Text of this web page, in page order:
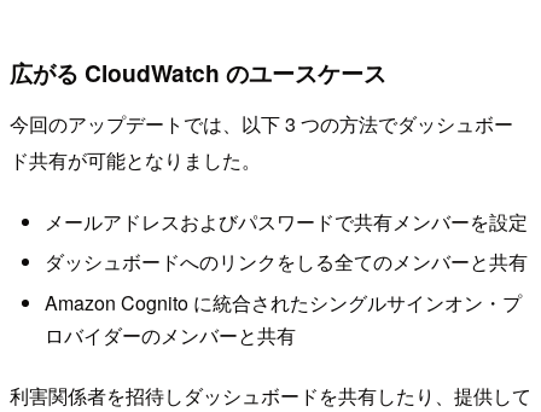
広がる CloudWatch のユースケース
今回のアップデートでは、以下 3 つの方法でダッシュボー
ド共有が可能となりました。
メールアドレスおよびパスワードで共有メンバーを設定
ダッシュボードへのリンクをしる全てのメンバーと共有
Amazon Cognito に統合されたシングルサインオン・プ
ロバイダーのメンバーと共有
利害関係者を招待しダッシュボードを共有したり、提供して